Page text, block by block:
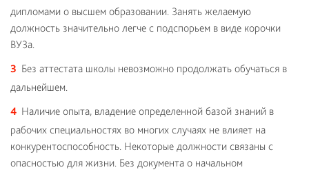
дипломами о высшем образовании. Занять желаемую
должность значительно легче с подспорьем в виде корочки
ВУЗа.
Без аттестата школы невозможно продолжать обучаться в
дальнейшем.
Наличие опыта, владение определенной базой знаний в
рабочих специальностях во многих случаях не влияет на
конкурентоспособность. Некоторые должности связаны с
опасностью для жизни. Без документа о начальном